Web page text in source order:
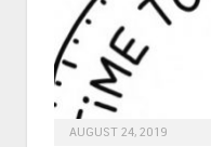
AUGUST 24, 2019